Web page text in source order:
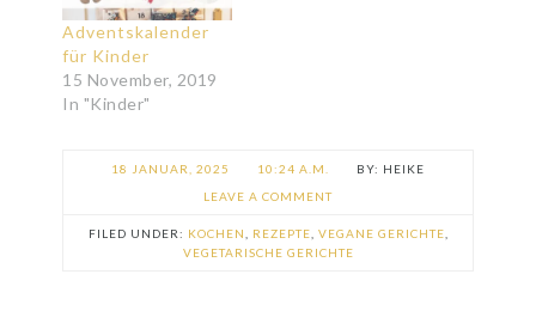
Adventskalender
für Kinder
15 November, 2019
In "Kinder"
18 JANUAR, 2025 10:24 A.M.
HEIKE
LEAVE A COMMENT
FILED UNDER: KOCHEN REZEPTE VEGANE GERICHTE
VEGETARISCHE GERICHTE